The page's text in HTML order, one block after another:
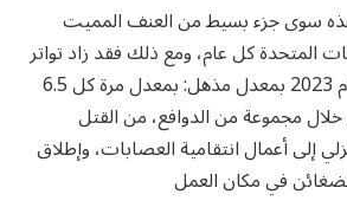
هذه سوى جزء بسيط من العنف المميت
المتحدة كل عام، ومع ذلك فقد زاد تواتر
القتل الجماعي في عام 2023 بمعدل مذهل: بمعدل مرة كل 6.5
مجموعة من الدوافع، من القتل
إلى أعمال انتقامية العصابات، وإطلاق
في مكان العمل